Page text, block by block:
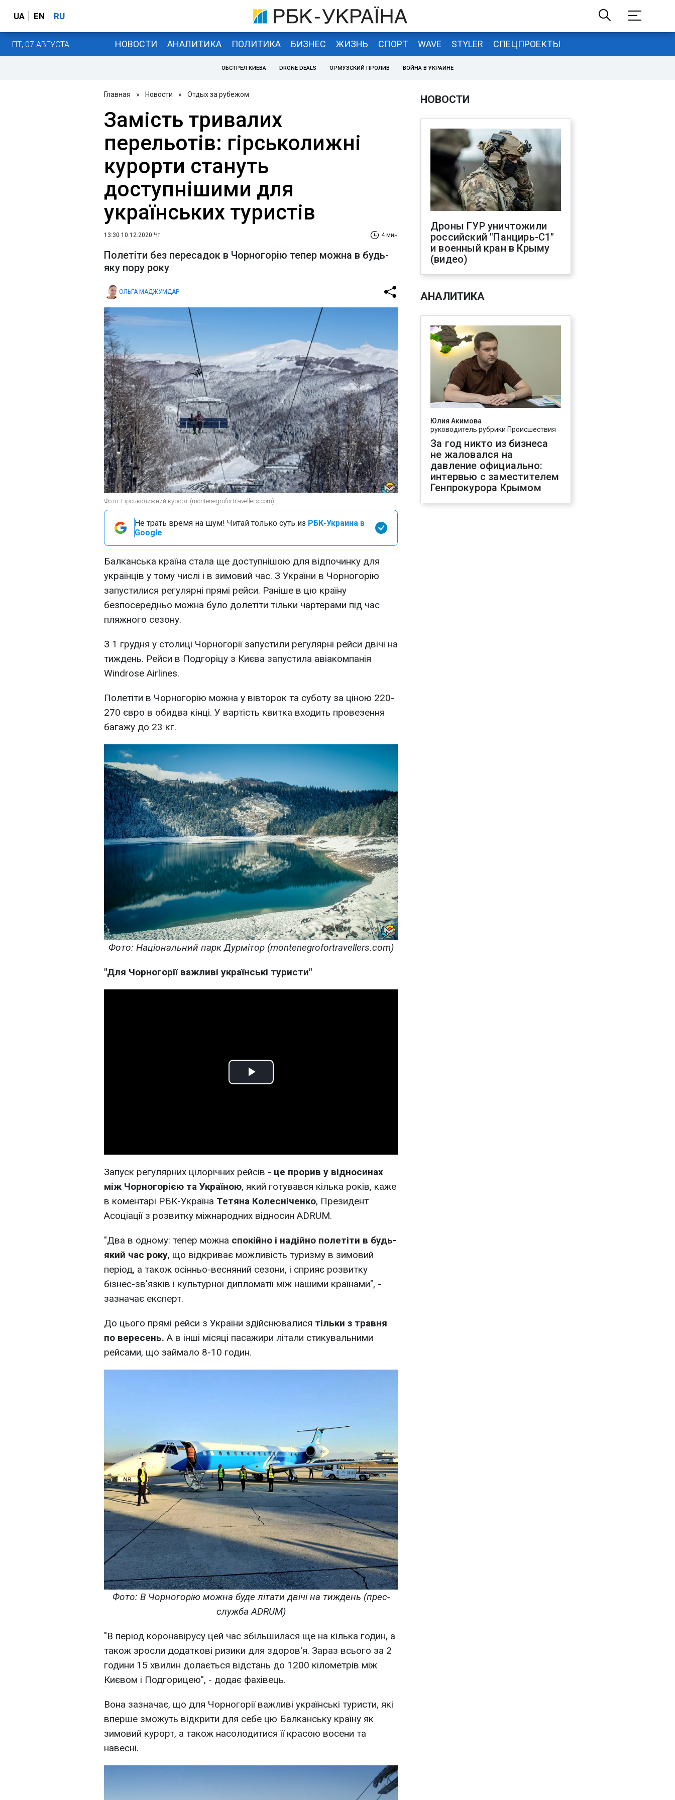
UA EN RU
ПТ, 07 АВГУСТА НОВОСТИ АНАЛИТИКА ПОЛИТИКА БИЗНЕС ЖИЗНЬ СПОРТ WAVE STYLER СПЕЦПРОЕКТЫ
ОБСТРЕЛ КИЕВА DRONE DEALS ОРМУЗСКИЙ ПРОЛИВ ВОЙНА В УКРАИНЕ
Главная » Новости » Отдых за рубежом
Замість тривалих
перельотів: гірськолижні
курорти стануть
доступнішими для
українських туристів
13:30 10.12.2020 Чт 4 мин
Полетіти без пересадок в Чорногорію тепер можна в будь-
яку пору року
ОЛЬГА МАДЖУМДАР
Фото: Гірськолижний курорт (montenegrofortravellers.com)
Не трать время на шум! Читай только суть из РБК-Украина в
Google
Балканська країна стала ще доступнішою для відпочинку для
українців у тому числі і в зимовий час. З України в Чорногорію
запустилися регулярні прямі рейси. Раніше в цю країну
безпосередньо можна було долетіти тільки чартерами під час
пляжного сезону.
З 1 грудня у столиці Чорногорії запустили регулярні рейси двічі на
тиждень. Рейси в Подгоріцу з Києва запустила авіакомпанія
Windrose Airlines.
Полетіти в Чорногорію можна у вівторок та суботу за ціною 220-
270 євро в обидва кінці. У вартість квитка входить провезення
багажу до 23 кг.
Фото: Національний парк Дурмітор (montenegrofortravellers.com)
"Для Чорногорії важливі українські туристи"
Play
Запуск регулярних цілорічних рейсів - це прорив у відносинах
між Чорногорією та Україною, який готувався кілька років, каже
в коментарі РБК-Україна Тетяна Колесніченко, Президент
Асоціації з розвитку міжнародних відносин ADRUM.
"Два в одному: тепер можна спокійно і надійно полетіти в будь-
який час року, що відкриває можливість туризму в зимовий
період, а також осінньо-весняний сезони, і сприяє розвитку
бізнес-зв'язків і культурної дипломатії між нашими країнами", -
зазначає експерт.
До цього прямі рейси з України здійснювалися тільки з травня
по вересень. А в інші місяці пасажири літали стикувальними
рейсами, що займало 8-10 годин.
Фото: В Чорногорію можна буде літати двічі на тиждень (прес-
служба ADRUM)
"В період коронавірусу цей час збільшилася ще на кілька годин, а
також зросли додаткові ризики для здоров'я. Зараз всього за 2
години 15 хвилин долається відстань до 1200 кілометрів між
Києвом і Подгорицею", - додає фахівець.
Вона зазначає, що для Чорногорії важливі українські туристи, які
вперше зможуть відкрити для себе цю Балканську країну як
зимовий курорт, а також насолодитися її красою восени та
навесні.
НОВОСТИ
Дроны ГУР уничтожили
российский "Панцирь-С1"
и военный кран в Крыму
(видео)
АНАЛИТИКА
Юлия Акимова
руководитель рубрики Происшествия
За год никто из бизнеса
не жаловался на
давление официально:
интервью с заместителем
Генпрокурора Крымом